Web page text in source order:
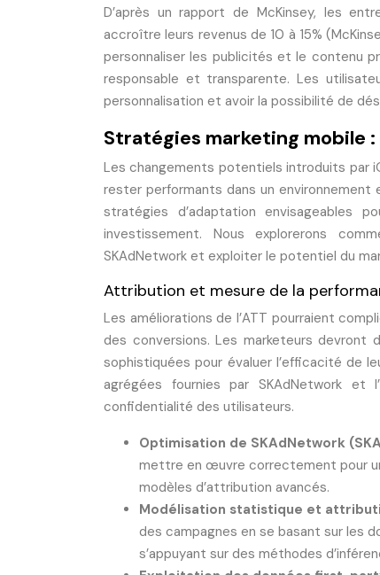
D’après un rapport de McKinsey, les
accroître leurs revenus de 10 à 15%
personnaliser les publicités et le contenu
responsable et transparente. Les
personnalisation et avoir la possibilité de
Stratégies marketing mobile
Les changements potentiels introduits par
rester performants dans un
stratégies d’adaptation envisageables
investissement. Nous explorerons
SKAdNetwork et exploiter le potentiel du
Attribution et mesure de la
Les améliorations de l’ATT pourraient
des conversions. Les marketeurs
sophistiquées pour évaluer l’efficacité de
agrégées fournies par SKAdNetwork et
confidentialité des utilisateurs.
Optimisation de SKAdNetwork
mettre en œuvre correctement pour
modèles d’attribution avancés.
Modélisation statistique et
des campagnes en se basant sur les
s’appuyant sur des méthodes